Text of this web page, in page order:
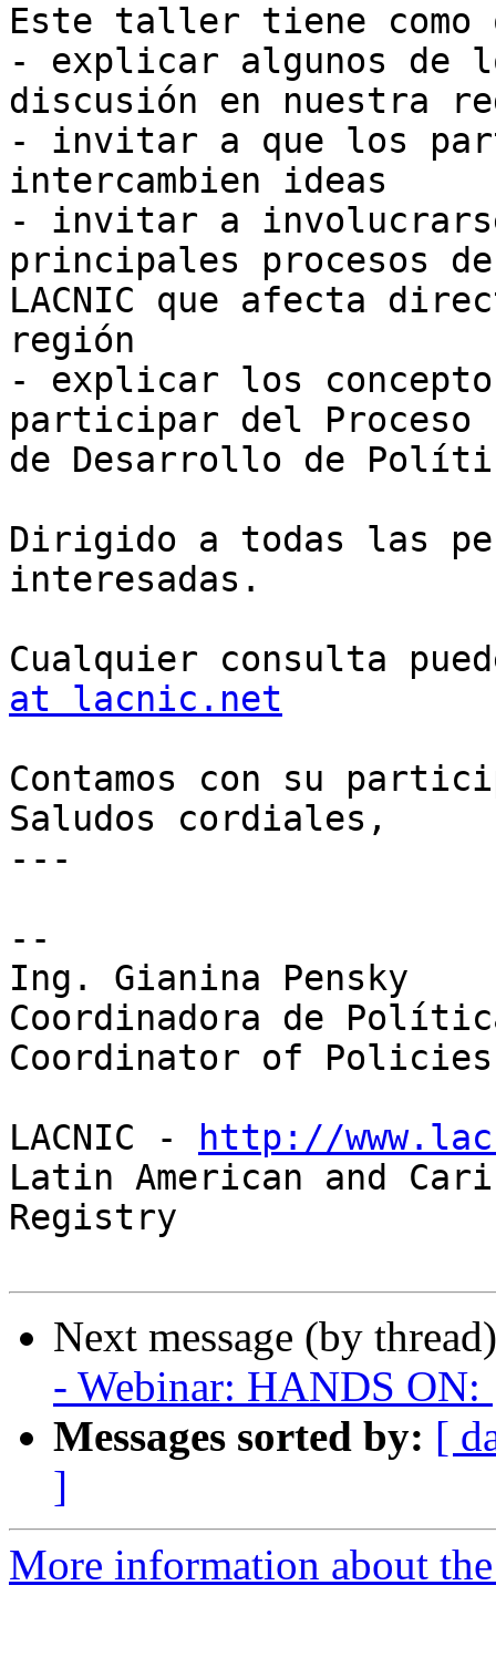
Este taller tiene como
- explicar algunos de
discusión en nuestra
- invitar a que los
intercambien ideas
- invitar a
principales procesos
LACNIC que afecta
región
- explicar los
participar del Proceso
de Desarrollo de
Dirigido a todas las
interesadas.
Cualquier consulta
at lacnic.net
Contamos con su
Saludos cordiales,
---
--
Ing. Gianina Pensky
Coordinadora de
Coordinator of
LACNIC -
http://
Latin American and
Registry
Next message (by
- Webinar: HANDS ON:
Messages sorted by: [
]
More information about